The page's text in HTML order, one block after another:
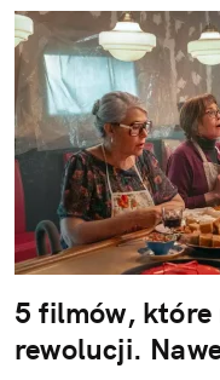
5 filmów, które
rewolucji.